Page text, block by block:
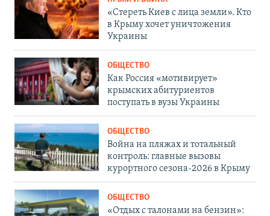
«Стереть Киев с лица земли». Кто
в Крыму хочет уничтожения
Украины
ОБЩЕСТВО
Как Россия «мотивирует»
крымских абитуриентов
поступать в вузы Украины
ОБЩЕСТВО
Война на пляжах и тотальный
контроль: главные вызовы
курортного сезона-2026 в Крыму
ОБЩЕСТВО
«Отдых с талонами на бензин»: